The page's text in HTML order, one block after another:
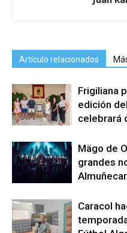
Artículo relacionados
Frigiliana
edición
celebrará
Mägo de
grandes
Almuñecar
Caracol